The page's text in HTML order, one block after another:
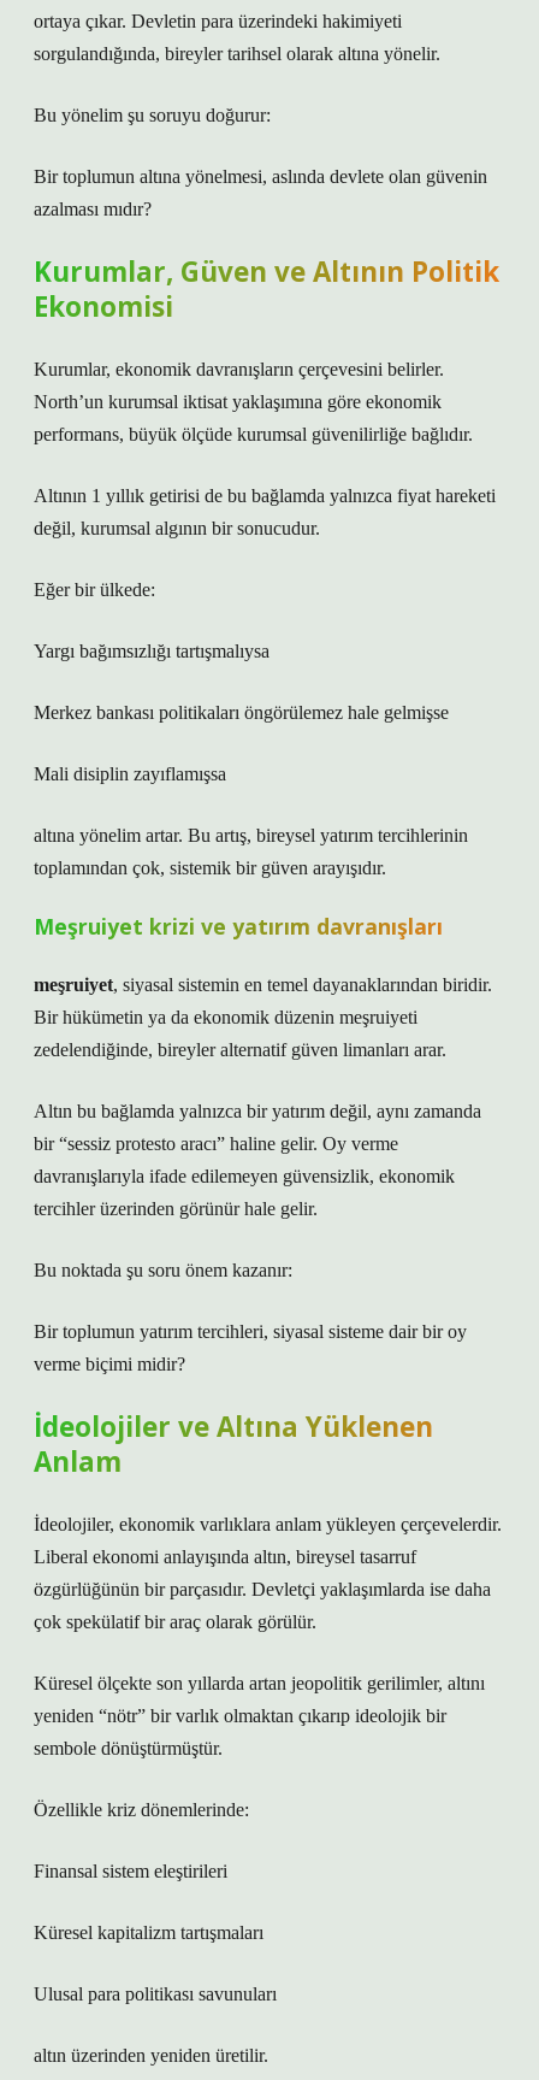
ortaya çıkar. Devletin para üzerindeki hakimiyeti
sorgulandığında, bireyler tarihsel olarak altına yönelir.
Bu yönelim şu soruyu doğurur:
Bir toplumun altına yönelmesi, aslında devlete olan güvenin
azalması mıdır?
Kurumlar, Güven ve Altının Politik
Ekonomisi
Kurumlar, ekonomik davranışların çerçevesini belirler.
North’un kurumsal iktisat yaklaşımına göre ekonomik
performans, büyük ölçüde kurumsal güvenilirliğe bağlıdır.
Altının 1 yıllık getirisi de bu bağlamda yalnızca fiyat hareketi
değil, kurumsal algının bir sonucudur.
Eğer bir ülkede:
Yargı bağımsızlığı tartışmalıysa
Merkez bankası politikaları öngörülemez hale gelmişse
Mali disiplin zayıflamışsa
altına yönelim artar. Bu artış, bireysel yatırım tercihlerinin
toplamından çok, sistemik bir güven arayışıdır.
Meşruiyet krizi ve yatırım davranışları
meşruiyet, siyasal sistemin en temel dayanaklarından biridir.
Bir hükümetin ya da ekonomik düzenin meşruiyeti
zedelendiğinde, bireyler alternatif güven limanları arar.
Altın bu bağlamda yalnızca bir yatırım değil, aynı zamanda
bir “sessiz protesto aracı” haline gelir. Oy verme
davranışlarıyla ifade edilemeyen güvensizlik, ekonomik
tercihler üzerinden görünür hale gelir.
Bu noktada şu soru önem kazanır:
Bir toplumun yatırım tercihleri, siyasal sisteme dair bir oy
verme biçimi midir?
İdeolojiler ve Altına Yüklenen
Anlam
İdeolojiler, ekonomik varlıklara anlam yükleyen çerçevelerdir.
Liberal ekonomi anlayışında altın, bireysel tasarruf
özgürlüğünün bir parçasıdır. Devletçi yaklaşımlarda ise daha
çok spekülatif bir araç olarak görülür.
Küresel ölçekte son yıllarda artan jeopolitik gerilimler, altını
yeniden “nötr” bir varlık olmaktan çıkarıp ideolojik bir
sembole dönüştürmüştür.
Özellikle kriz dönemlerinde:
Finansal sistem eleştirileri
Küresel kapitalizm tartışmaları
Ulusal para politikası savunuları
altın üzerinden yeniden üretilir.